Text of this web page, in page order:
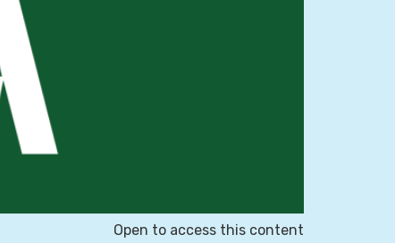
Open to access this content